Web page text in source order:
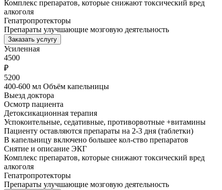
Комплекс препаратов, которые снижают токсический вред
алкоголя
Гепатропротекторы
Препараты улучшающие мозговую деятельность
Заказать услугу
Усиленная
4500
₽
5200
400-600 мл Объём капельницы
Выезд доктора
Осмотр пациента
Детоксикационная терапия
Успокоительные, седативные, противорвотные +витамины
Пациенту оставляются препараты на 2-3 дня (таблетки)
В капельницу включено большее кол-ство препаратов
Снятие и описание ЭКГ
Комплекс препаратов, которые снижают токсический вред
алкоголя
Гепатропротекторы
Препараты улучшающие мозговую деятельность